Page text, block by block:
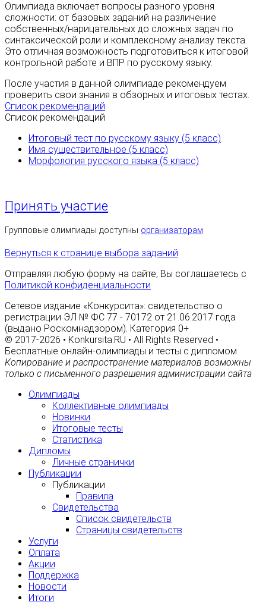
Олимпиада включает вопросы разного уровня
сложности: от базовых заданий на различение
собственных/нарицательных до сложных задач по
синтаксической роли и комплексному анализу текста.
Это отличная возможность подготовиться к итоговой
контрольной работе и ВПР по русскому языку.
После участия в данной олимпиаде рекомендуем
проверить свои знания в обзорных и итоговых тестах.
Список рекомендаций
Список рекомендаций
Итоговый тест по русскому языку (5 класс)
Имя существительное (5 класс)
Морфология русского языка (5 класс)
Принять участие
Групповые олимпиады доступны организаторам
Вернуться к странице выбора заданий
Отправляя любую форму на сайте, Вы соглашаетесь с
Политикой конфиденциальности
Сетевое издание «Конкурсита»: свидетельство о
регистрации ЭЛ № ФС 77 - 70172 от 21.06.2017 года
(выдано Роскомнадзором). Категория 0+
© 2017-2026 • Konkursita.RU • All Rights Reserved •
Бесплатные онлайн-олимпиады и тесты с дипломом
Копирование и распространение материалов возможны
только с письменного разрешения администрации сайта
Олимпиады
Коллективные олимпиады
Новинки
Итоговые тесты
Статистика
Дипломы
Личные странички
Публикации
Публикации
Правила
Свидетельства
Список свидетельств
Страницы свидетельств
Услуги
Оплата
Акции
Поддержка
Новости
Итоги